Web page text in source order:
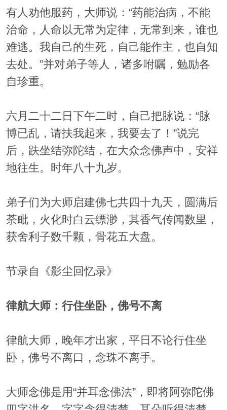
有人劝他服药，大师说：“药能治病，不能
治命，人命以无常为定律，无常到来，谁也
难逃。我自己的生死，自己能作主，也自知
去处。”并对弟子等人，诸多咐嘱，勉励各
自珍重。
六月二十二日下午二时，自己把脉说：“脉
博已乱，请扶我起来，我要去了！”说完
后，趺坐结弥陀结，在大众念佛声中，安祥
地往生。时年八十九岁。
弟子们为大师启建佛七共四十九天，圆满后
荼毗，火化时白云缥渺，其香气传闻数里，
获舍利子数千颗，骨花五大盘。
节录自《影尘回忆录》
律航大师：行住坐卧，佛号不离
律航大师，晚年才出家，平日不论行住坐
卧，佛号不离口，念珠不离手。
大师念佛是用“并耳念佛法”，即将阿弥陀佛